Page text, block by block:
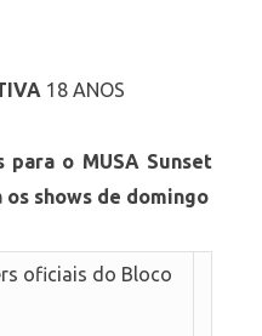
18 ANOS
para o MUSA Sunset
shows de domingo
oficiais do Bloco